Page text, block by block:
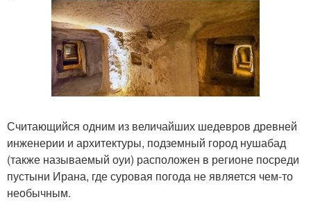
Считающийся одним из величайших шедевров древней
инженерии и архитектуры, подземный город нушабад
(также называемый оуи) расположен в регионе посреди
пустыни Ирана, где суровая погода не является чем-то
необычным.